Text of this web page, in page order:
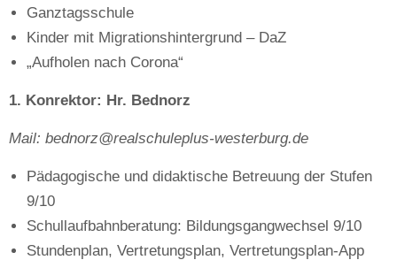
Ganztagsschule
Kinder mit Migrationshintergrund – DaZ
„Aufholen nach Corona“
1. Konrektor: Hr. Bednorz
Mail: bednorz@realschuleplus-westerburg.de
Pädagogische und didaktische Betreuung der Stufen
9/10
Schullaufbahnberatung: Bildungsgangwechsel 9/10
Stundenplan, Vertretungsplan, Vertretungsplan-App